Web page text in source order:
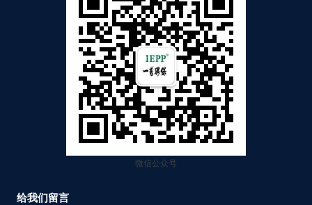
微信公众号
给我们留言